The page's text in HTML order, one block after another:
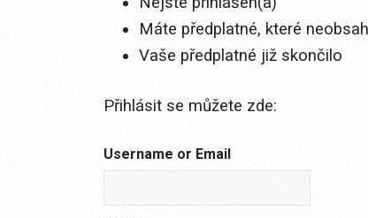
Máte předplatné, které
Vaše předplatné již skončilo
Přihlásit se můžete zde:
Username or Email